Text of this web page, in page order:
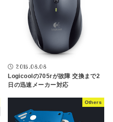
2015.08.08
Logicoolの705rが故障 交換まで2
日の迅速メーカー対応
Others